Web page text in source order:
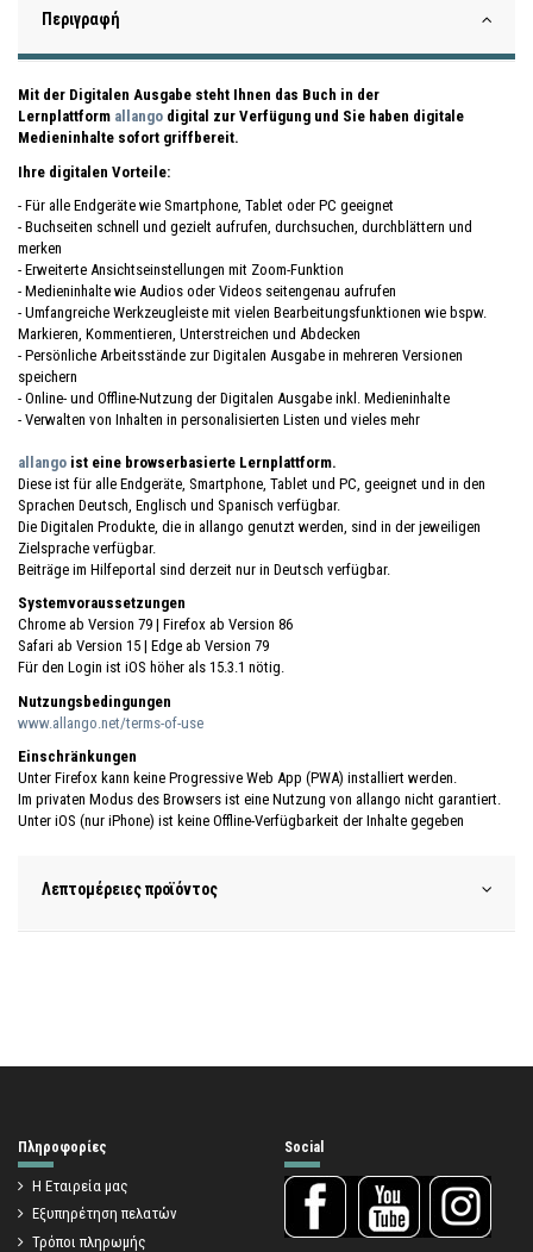
Περιγραφή
Mit der Digitalen Ausgabe steht Ihnen das Buch in der
Lernplattform allango digital zur Verfügung und Sie haben digitale
Medieninhalte sofort griffbereit.
Ihre digitalen Vorteile:
- Für alle Endgeräte wie Smartphone, Tablet oder PC geeignet
- Buchseiten schnell und gezielt aufrufen, durchsuchen, durchblättern und
merken
- Erweiterte Ansichtseinstellungen mit Zoom-Funktion
- Medieninhalte wie Audios oder Videos seitengenau aufrufen
- Umfangreiche Werkzeugleiste mit vielen Bearbeitungsfunktionen wie bspw.
Markieren, Kommentieren, Unterstreichen und Abdecken
- Persönliche Arbeitsstände zur Digitalen Ausgabe in mehreren Versionen
speichern
- Online- und Offline-Nutzung der Digitalen Ausgabe inkl. Medieninhalte
- Verwalten von Inhalten in personalisierten Listen und vieles mehr
allango ist eine browserbasierte Lernplattform.
Diese ist für alle Endgeräte, Smartphone, Tablet und PC, geeignet und in den
Sprachen Deutsch, Englisch und Spanisch verfügbar.
Die Digitalen Produkte, die in allango genutzt werden, sind in der jeweiligen
Zielsprache verfügbar.
Beiträge im Hilfeportal sind derzeit nur in Deutsch verfügbar.
Systemvoraussetzungen
Chrome ab Version 79 | Firefox ab Version 86
Safari ab Version 15 | Edge ab Version 79
Für den Login ist iOS höher als 15.3.1 nötig.
Nutzungsbedingungen
www.allango.net/terms-of-use
Einschränkungen
Unter Firefox kann keine Progressive Web App (PWA) installiert werden.
Im privaten Modus des Browsers ist eine Nutzung von allango nicht garantiert.
Unter iOS (nur iPhone) ist keine Offline-Verfügbarkeit der Inhalte gegeben
Λεπτομέρειες προϊόντος
Πληροφορίες
Η Εταιρεία μας
Εξυπηρέτηση πελατών
Τρόποι πληρωμής
Social